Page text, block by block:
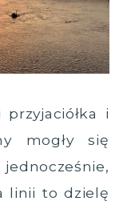
i
mogły się
linii to dzielę